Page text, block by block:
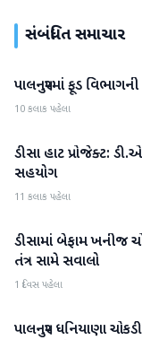
સંબંધિત સમાચાર
બનાસકાંઠા
પાલનપુરમાં ફૂડ
10 કલાક પહેલા
બનાસકાંઠા
ડીસા હાટ પ્રોજેક્ટ:
સહયોગ
11 કલાક પહેલા
બનાસકાંઠા
ડીસામાં બેફામ ખનીજ
તંત્ર સામે સવાલો
1 દિવસ પહેલા
બનાસકાંઠા
પાલનપુર ધનિયાણા